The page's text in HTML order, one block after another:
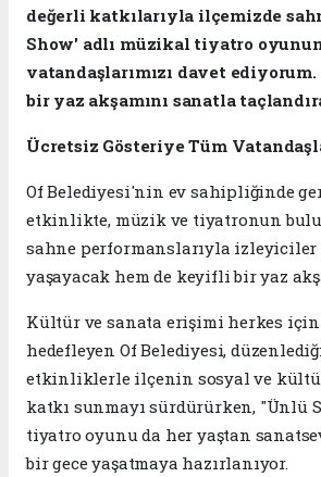
değerli katkılarıyla ilçemizde
Show' adlı müzikal tiyatro
vatandaşlarımızı davet
bir yaz akşamını sanatla
Ücretsiz Gösteriye Tüm
Of Belediyesi'nin ev sahipliğinde
etkinlikte, müzik ve tiyatronun
sahne performanslarıyla
yaşayacak hem de keyifli bir yaz
Kültür ve sanata erişimi herkes için
hedefleyen Of Belediyesi,
etkinliklerle ilçenin sosyal ve
katkı sunmayı sürdürürken, "Ünlü
tiyatro oyunu da her yaştan
bir gece yaşatmaya hazırlanıyor.